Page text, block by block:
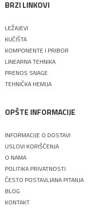
BRZI LINKOVI
LEŽAJEVI
KUĆIŠTA
KOMPONENTE I PRIBOR
LINEARNA TEHNIKA
PRENOS SNAGE
TEHNIČKA HEMIJA
OPŠTE INFORMACIJE
INFORMACIJE O DOSTAVI
USLOVI KORIŠĆENJA
O NAMA
POLITIKA PRIVATNOSTI
ČESTO POSTAVLJANA PITANJA
BLOG
KONTAKT